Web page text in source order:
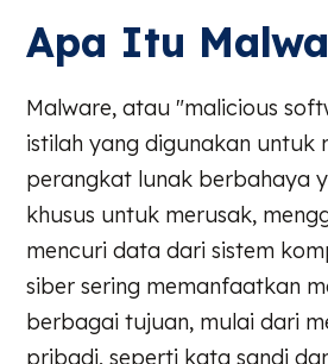
Apa Itu
Malware, atau "malicious
istilah yang digunakan untuk
perangkat lunak berbahaya
khusus untuk merusak,
mencuri data dari sistem
siber sering memanfaatkan
berbagai tujuan, mulai dari
pribadi, seperti kata sandi